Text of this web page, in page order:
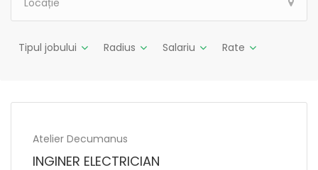
Tipul jobului Radius Salariu Rate
Atelier Decumanus
INGINER ELECTRICIAN